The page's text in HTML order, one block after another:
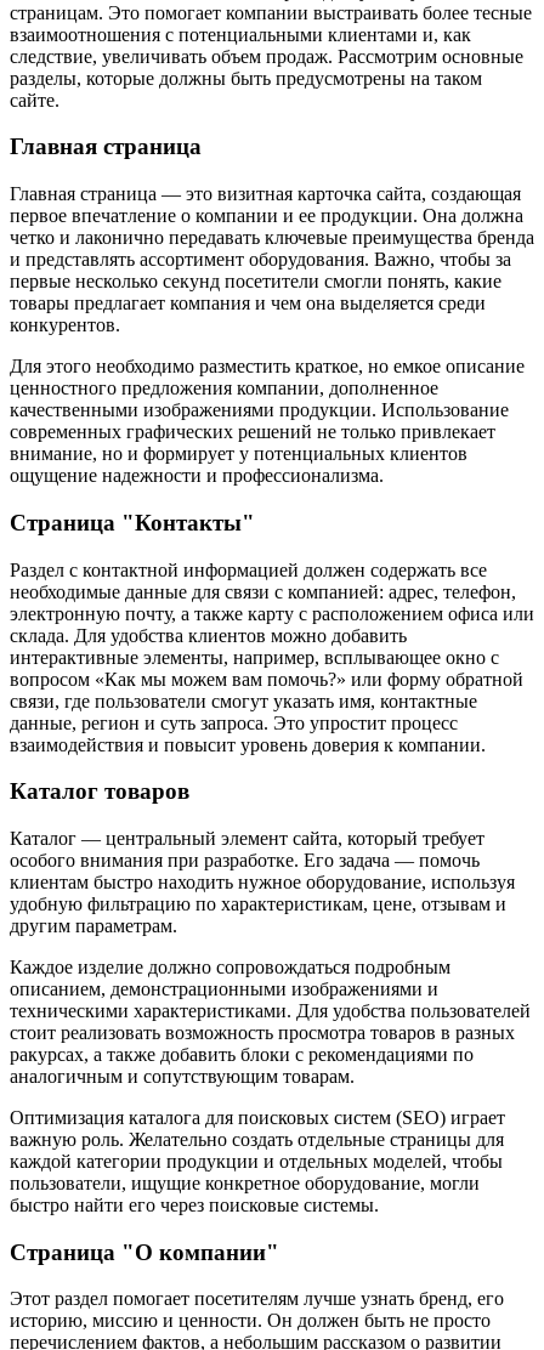
страницам. Это помогает компании выстраивать более тесные
взаимоотношения с потенциальными клиентами и, как
следствие, увеличивать объем продаж. Рассмотрим основные
разделы, которые должны быть предусмотрены на таком
сайте.
Главная страница
Главная страница — это визитная карточка сайта, создающая
первое впечатление о компании и ее продукции. Она должна
четко и лаконично передавать ключевые преимущества бренда
и представлять ассортимент оборудования. Важно, чтобы за
первые несколько секунд посетители смогли понять, какие
товары предлагает компания и чем она выделяется среди
конкурентов.
Для этого необходимо разместить краткое, но емкое описание
ценностного предложения компании, дополненное
качественными изображениями продукции. Использование
современных графических решений не только привлекает
внимание, но и формирует у потенциальных клиентов
ощущение надежности и профессионализма.
Страница "Контакты"
Раздел с контактной информацией должен содержать все
необходимые данные для связи с компанией: адрес, телефон,
электронную почту, а также карту с расположением офиса или
склада. Для удобства клиентов можно добавить
интерактивные элементы, например, всплывающее окно с
вопросом «Как мы можем вам помочь?» или форму обратной
связи, где пользователи смогут указать имя, контактные
данные, регион и суть запроса. Это упростит процесс
взаимодействия и повысит уровень доверия к компании.
Каталог товаров
Каталог — центральный элемент сайта, который требует
особого внимания при разработке. Его задача — помочь
клиентам быстро находить нужное оборудование, используя
удобную фильтрацию по характеристикам, цене, отзывам и
другим параметрам.
Каждое изделие должно сопровождаться подробным
описанием, демонстрационными изображениями и
техническими характеристиками. Для удобства пользователей
стоит реализовать возможность просмотра товаров в разных
ракурсах, а также добавить блоки с рекомендациями по
аналогичным и сопутствующим товарам.
Оптимизация каталога для поисковых систем (SEO) играет
важную роль. Желательно создать отдельные страницы для
каждой категории продукции и отдельных моделей, чтобы
пользователи, ищущие конкретное оборудование, могли
быстро найти его через поисковые системы.
Страница "О компании"
Этот раздел помогает посетителям лучше узнать бренд, его
историю, миссию и ценности. Он должен быть не просто
перечислением фактов, а небольшим рассказом о развитии